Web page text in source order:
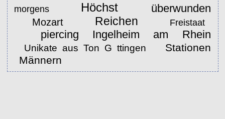
morgens Höchst überwunden
Mozart Reichen Freistaat
piercing Ingelheim am Rhein
Unikate aus Ton G ttingen
Stationen
Männern